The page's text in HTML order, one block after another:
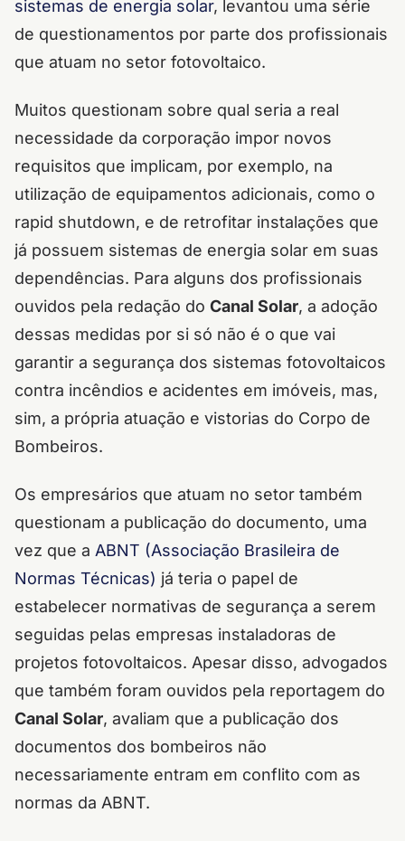
sistemas de energia solar, levantou uma série
de questionamentos por parte dos profissionais
que atuam no setor fotovoltaico.
Muitos questionam sobre qual seria a real
necessidade da corporação impor novos
requisitos que implicam, por exemplo, na
utilização de equipamentos adicionais, como o
rapid shutdown, e de retrofitar instalações que
já possuem sistemas de energia solar em suas
dependências. Para alguns dos profissionais
ouvidos pela redação do Canal Solar, a adoção
dessas medidas por si só não é o que vai
garantir a segurança dos sistemas fotovoltaicos
contra incêndios e acidentes em imóveis, mas,
sim, a própria atuação e vistorias do Corpo de
Bombeiros.
Os empresários que atuam no setor também
questionam a publicação do documento, uma
vez que a ABNT (Associação Brasileira de
Normas Técnicas) já teria o papel de
estabelecer normativas de segurança a serem
seguidas pelas empresas instaladoras de
projetos fotovoltaicos. Apesar disso, advogados
que também foram ouvidos pela reportagem do
Canal Solar, avaliam que a publicação dos
documentos dos bombeiros não
necessariamente entram em conflito com as
normas da ABNT.